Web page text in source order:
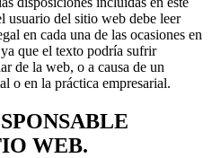
usuario del sitio web debe leer
en cada una de las ocasiones en
que el texto podría sufrir
de la web, o a causa de un
o en la práctica empresarial.
WEB.